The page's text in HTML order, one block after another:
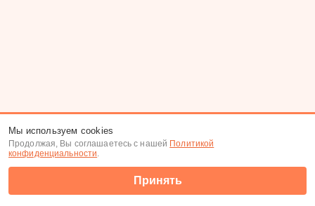
Мы используем cookies
Продолжая, Вы соглашаетесь с нашей Политикой
конфиденциальности.
Принять